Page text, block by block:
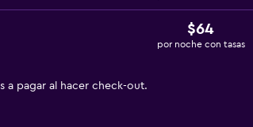
$64
por noche con tasas
a pagar al hacer check-out.